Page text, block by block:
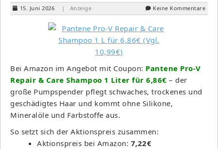
15. Juni 2026 | Anzeige Keine Kommentare
Bei Amazon im Angebot mit Coupon: Pantene Pro-V
Repair & Care Shampoo 1 Liter für 6,86€ – der
große Pumpspender pflegt schwaches, trockenes und
geschädigtes Haar und kommt ohne Silikone,
Mineralöle und Farbstoffe aus.
So setzt sich der Aktionspreis zusammen:
Aktionspreis bei Amazon: 7,22€